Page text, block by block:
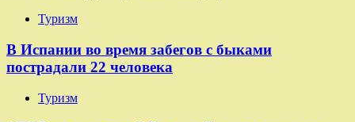
Туризм
В Испании во время забегов с быками
пострадали 22 человека
Туризм